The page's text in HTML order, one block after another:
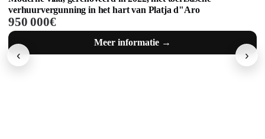
drie gebouwen en meer dan 35 hectare aan de Costa Brava
6 950 000€
Meer informatie →
‹ ›